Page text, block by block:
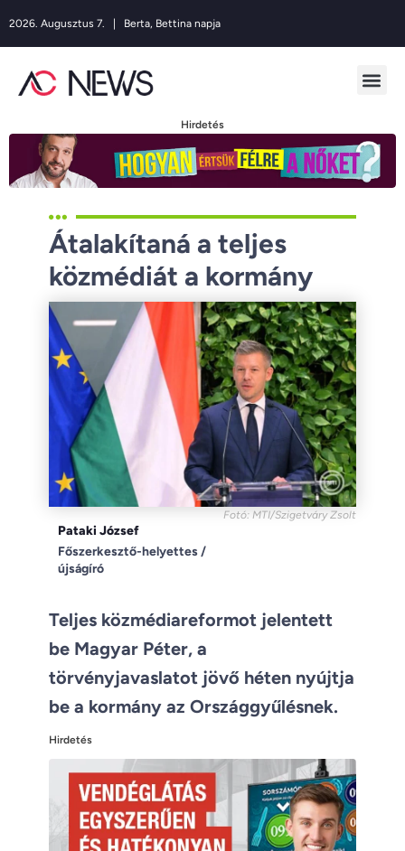
2026. Augusztus 7. | Berta, Bettina napja
Hirdetés
Átalakítaná a teljes
közmédiát a kormány
Fotó: MTI/Szigetváry Zsolt
Pataki József
Főszerkesztő-helyettes /
újságíró
Teljes közmédiareformot jelentett
be Magyar Péter, a
törvényjavaslatot jövő héten nyújtja
be a kormány az Országgyűlésnek.
Hirdetés